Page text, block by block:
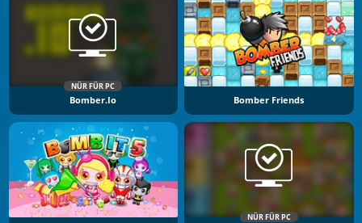
NÜR FÜR PC
Bomber.io Bomber Friends
NÜR FÜR PC